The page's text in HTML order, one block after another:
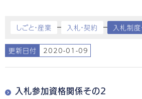
しごと・産業 入札・契約 入札制度
更新日付 2020-01-09
入札参加資格関係その2